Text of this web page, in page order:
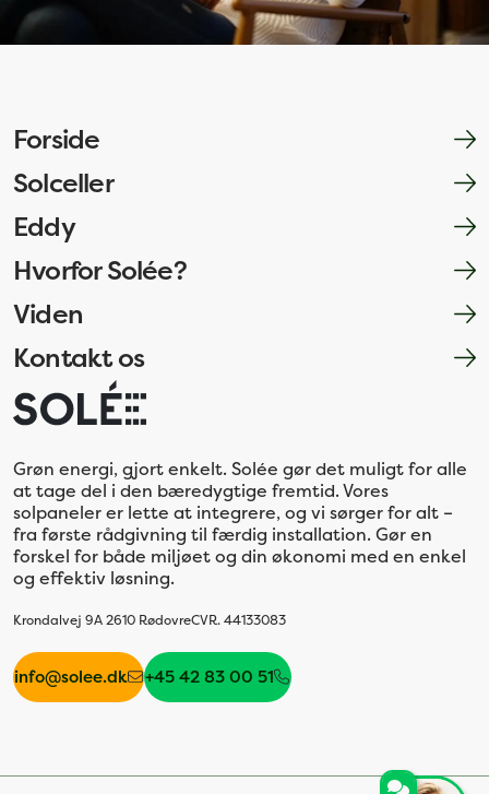
Grøn energi, gjort enkelt. Solée gør det muligt for alle
at tage del i den bæredygtige fremtid. Vores
solpaneler er lette at integrere, og vi sørger for alt –
fra første rådgivning til færdig installation. Gør en
forskel for både miljøet og din økonomi med en enkel
og effektiv løsning.
Krondalvej 9A 2610 RødovreCVR. 44133083
info@solee.dk +45 42 83 00 51
Forside
Solceller
Eddy
Hvorfor Solée?
Viden
Kontakt os